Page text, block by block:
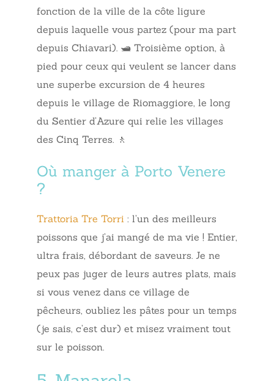
fonction de la ville de la côte ligure
depuis laquelle vous partez (pour ma part
depuis Chiavari). 🛥️ Troisième option, à
pied pour ceux qui veulent se lancer dans
une superbe excursion de 4 heures
depuis le village de Riomaggiore, le long
du Sentier d’Azure qui relie les villages
des Cinq Terres. 🚶
Où manger à Porto Venere
?
Trattoria Tre Torri : l’un des meilleurs
poissons que j’ai mangé de ma vie ! Entier,
ultra frais, débordant de saveurs. Je ne
peux pas juger de leurs autres plats, mais
si vous venez dans ce village de
pêcheurs, oubliez les pâtes pour un temps
(je sais, c’est dur) et misez vraiment tout
sur le poisson.